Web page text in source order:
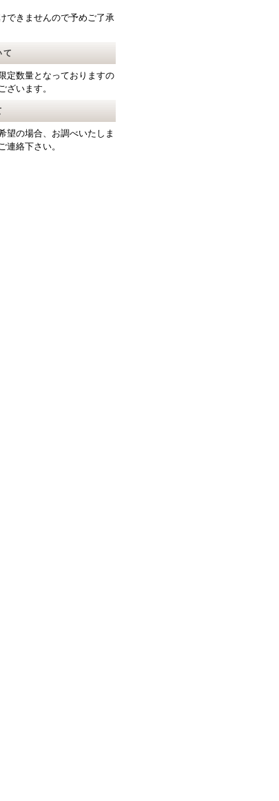
できませんので予めご了承
定数量となっておりますの
ざいます。
望の場合、お調べいたしま
連絡下さい。